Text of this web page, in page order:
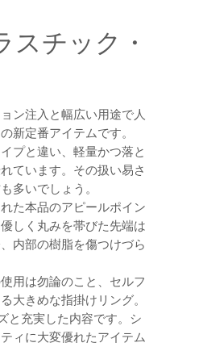
スチック・
ン注入と幅広い用途で人
新定番アイテムです。
プと違い、軽量かつ落と
ています。その扱い易さ
多いでしょう。
た本品のアピールポイン
しく丸みを帯びた先端は
内部の樹脂を傷つけづら
用は勿論のこと、セルフ
大きめな指掛けリング。
と充実した内容です。シ
ィに大変優れたアイテム